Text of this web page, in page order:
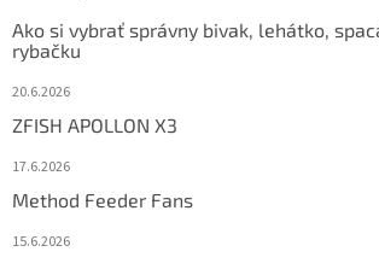
Ako si vybrať správny bivak, lehátko,
rybačku
20.6.2026
ZFISH APOLLON X3
17.6.2026
Method Feeder Fans
15.6.2026